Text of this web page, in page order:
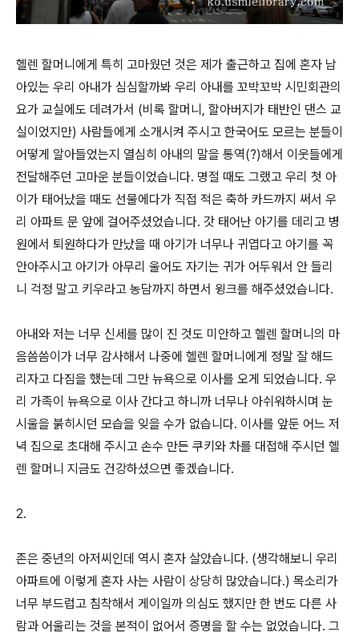
헬렌 할머니에게 특히 고마웠던 것은 제가 출근하고 집에 혼자 남
아있는 우리 아내가 심심할까봐 우리 아내를 꼬박꼬박 시민회관의
요가 교실에도 데려가서 (비록 할머니, 할아버지가 태반인 댄스 교
실이었지만) 사람들에게 소개시켜 주시고 한국어도 모르는 분들이
어떻게 알아들었는지 열심히 아내의 말을 통역(?)해서 이웃들에게
전달해주던 고마운 분들이었습니다. 명절 때도 그랬고 우리 첫 아
이가 태어났을 때도 선물에다가 직접 적은 축하 카드까지 써서 우
리 아파트 문 앞에 걸어주셨었습니다. 갓 태어난 아기를 데리고 병
원에서 퇴원하다가 만났을 때 아기가 너무나 귀엽다고 아기를 꼭
안아주시고 아기가 아무리 울어도 자기는 귀가 어두워서 안 들리
니 걱정 말고 키우라고 농담까지 하면서 윙크를 해주셨었습니다.
아내와 저는 너무 신세를 많이 진 것도 미안하고 헬렌 할머니의 마
음씀씀이가 너무 감사해서 나중에 헬렌 할머니에게 정말 잘 해드
리자고 다짐을 했는데 그만 뉴욕으로 이사를 오게 되었습니다. 우
리 가족이 뉴욕으로 이사 간다고 하니까 너무나 아쉬워하시며 눈
시울을 붉히시던 모습을 잊을 수가 없습니다. 이사를 앞둔 어느 저
녁 집으로 초대해 주시고 손수 만든 쿠키와 차를 대접해 주시던 헬
렌 할머니 지금도 건강하셨으면 좋겠습니다.
2.
존은 중년의 아저씨인데 역시 혼자 살았습니다. (생각해보니 우리
아파트에 이렇게 혼자 사는 사람이 상당히 많았습니다.) 목소리가
너무 부드럽고 침착해서 게이일까 의심도 했지만 한 번도 다른 사
람과 어울리는 것을 본적이 없어서 증명을 할 수는 없었습니다. 그